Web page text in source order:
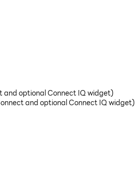
and optional Connect IQ widget)
and optional Connect IQ widget)